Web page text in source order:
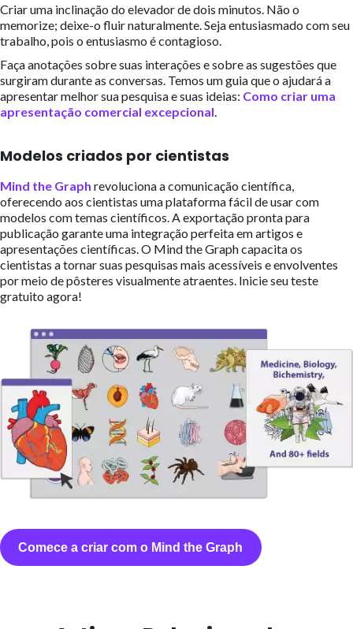
Criar uma inclinação do elevador de dois minutos. Não o
memorize; deixe-o fluir naturalmente. Seja entusiasmado com seu
trabalho, pois o entusiasmo é contagioso.
Faça anotações sobre suas interações e sobre as sugestões que
surgiram durante as conversas. Temos um guia que o ajudará a
apresentar melhor sua pesquisa e suas ideias: Como criar uma
apresentação comercial excepcional
Modelos criados por cientistas
Mind the Graph revoluciona a comunicação científica,
oferecendo aos cientistas uma plataforma fácil de usar com
modelos com temas científicos. A exportação pronta para
publicação garante uma integração perfeita em artigos e
apresentações científicas. O Mind the Graph capacita os
cientistas a tornar suas pesquisas mais acessíveis e envolventes
por meio de pôsteres visualmente atraentes. Inicie seu teste
gratuito agora!
Comece a criar com o Mind the Graph